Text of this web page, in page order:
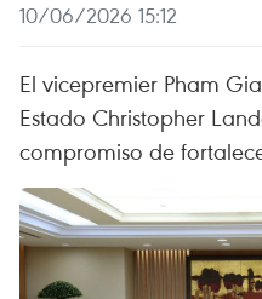
10/06/2026 15:12
El vicepremier Pham
Estado Christopher
compromiso de